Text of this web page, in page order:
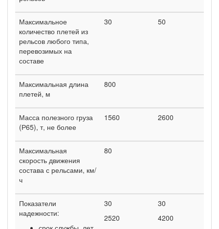
Максимальное
количество плетей из
рельсов любого типа,
перевози­мых на
составе
30 50
Максимальная длина
плетей, м
800
Масса полезного груза
(Р65), т, не более
1560 2600
Максимальная
скорость движения
состава с рельсами, км/
ч
80
Показатели
надежности:
30
2520
30
4200